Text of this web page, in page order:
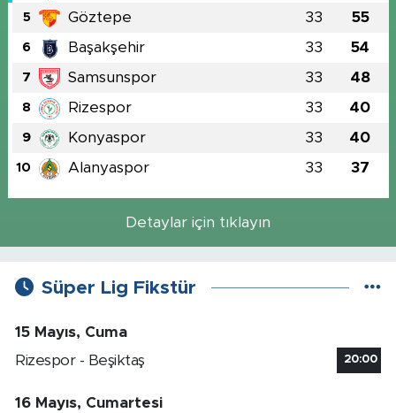
5 Göztepe 33 55
6 Başakşehir 33 54
7 Samsunspor 33 48
8 Rizespor 33 40
9 Konyaspor 33 40
10 Alanyaspor 33 37
Detaylar için tıklayın
Süper Lig Fikstür
15 Mayıs, Cuma
Rizespor - Beşiktaş
20:00
16 Mayıs, Cumartesi